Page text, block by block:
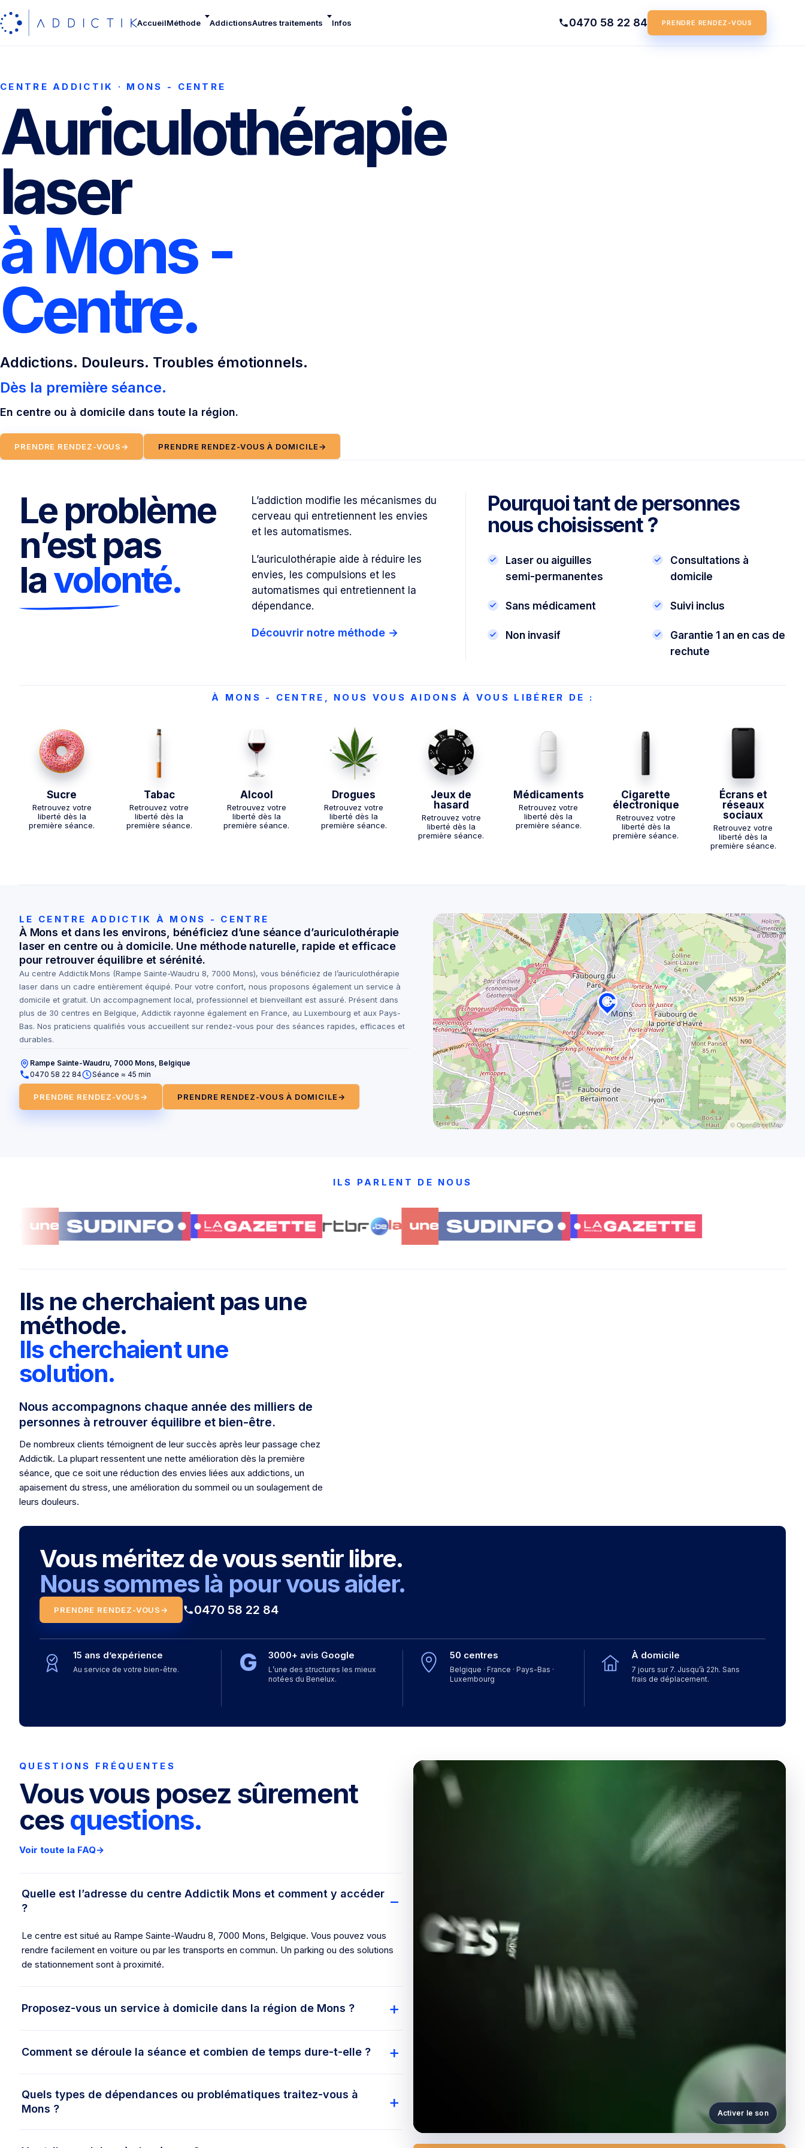
AccueilMéthode AddictionsAutres traitements Infos 0470 58 22 84 PRENDRE RENDEZ-VOUS
CENTRE ADDICTIK · MONS - CENTRE
Auriculothérapie
laser
à Mons -
Centre.
Addictions. Douleurs. Troubles émotionnels.
Dès la première séance.
En centre ou à domicile dans toute la région.
PRENDRE RENDEZ-VOUS→ PRENDRE RENDEZ-VOUS À DOMICILE→
Le problème
n’est pas
lavolonté.
L’addiction modifie les mécanismes du
cerveau qui entretiennent les envies
et les automatismes.
L’auriculothérapie aide à réduire les
envies, les compulsions et les
automatismes qui entretiennent la
dépendance.
Découvrir notre méthode →
Pourquoi tant de personnes
nous choisissent ?
Laser ou aiguilles
semi-permanentes
Consultations à
domicile
Sans médicament Suivi inclus
Non invasif
Garantie 1 an en cas de
rechute
À MONS - CENTRE, NOUS VOUS AIDONS À VOUS LIBÉRER DE :
Sucre
Retrouvez votre
liberté dès la
première séance.
Tabac
Retrouvez votre
liberté dès la
première séance.
Alcool
Retrouvez votre
liberté dès la
première séance.
Drogues
Retrouvez votre
liberté dès la
première séance.
Jeux de
hasard
Retrouvez votre
liberté dès la
première séance.
Médicaments
Retrouvez votre
liberté dès la
première séance.
Cigarette
électronique
Retrouvez votre
liberté dès la
première séance.
Écrans et
réseaux
sociaux
Retrouvez votre
liberté dès la
première séance.
LE CENTRE ADDICTIK À MONS - CENTRE
À Mons et dans les environs, bénéficiez d’une séance d’auriculothérapie
laser en centre ou à domicile. Une méthode naturelle, rapide et efficace
pour retrouver équilibre et sérénité.
Au centre Addictik Mons (Rampe Sainte-Waudru 8, 7000 Mons), vous bénéficiez de l’auriculothérapie
laser dans un cadre entièrement équipé. Pour votre confort, nous proposons également un service à
domicile et gratuit. Un accompagnement local, professionnel et bienveillant est assuré. Présent dans
plus de 30 centres en Belgique, Addictik rayonne également en France, au Luxembourg et aux Pays-
Bas. Nos praticiens qualifiés vous accueillent sur rendez-vous pour des séances rapides, efficaces et
durables.
Rampe Sainte-Waudru, 7000 Mons, Belgique
0470 58 22 84
Séance ≈ 45 min
PRENDRE RENDEZ-VOUS→ PRENDRE RENDEZ-VOUS À DOMICILE→
© OpenStreetMap
ILS PARLENT DE NOUS
Ils ne cherchaient pas une
méthode.
Ils cherchaient une
solution.
Nous accompagnons chaque année des milliers de
personnes à retrouver équilibre et bien-être.
De nombreux clients témoignent de leur succès après leur passage chez
Addictik. La plupart ressentent une nette amélioration dès la première
séance, que ce soit une réduction des envies liées aux addictions, un
apaisement du stress, une amélioration du sommeil ou un soulagement de
leurs douleurs.
Vous méritez de vous sentir libre.
Nous sommes là pour vous aider.
PRENDRE RENDEZ-VOUS→ 0470 58 22 84
15 ans d’expérience
Au service de votre bien-être. G 3000+ avis Google
L’une des structures les mieux
notées du Benelux.
50 centres
Belgique · France · Pays-Bas ·
Luxembourg
À domicile
7 jours sur 7. Jusqu’à 22h. Sans
frais de déplacement.
QUESTIONS FRÉQUENTES
Vous vous posez sûrement
ces questions.
Voir toute la FAQ→
Quelle est l’adresse du centre Addictik Mons et comment y accéder
?
Le centre est situé au Rampe Sainte-Waudru 8, 7000 Mons, Belgique. Vous pouvez vous
rendre facilement en voiture ou par les transports en commun. Un parking ou des solutions
de stationnement sont à proximité.
Proposez-vous un service à domicile dans la région de Mons ?
Comment se déroule la séance et combien de temps dure-t-elle ?
Quels types de dépendances ou problématiques traitez-vous à
Mons ?
Activer le son